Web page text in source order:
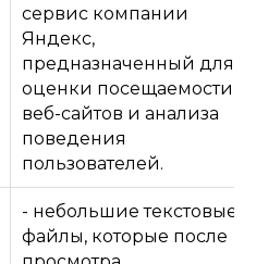
сервис компании
Яндекс,
предназначенный для
оценки посещаемости
веб-сайтов и анализа
поведения
пользователей.
- небольшие текстовые
файлы, которые после